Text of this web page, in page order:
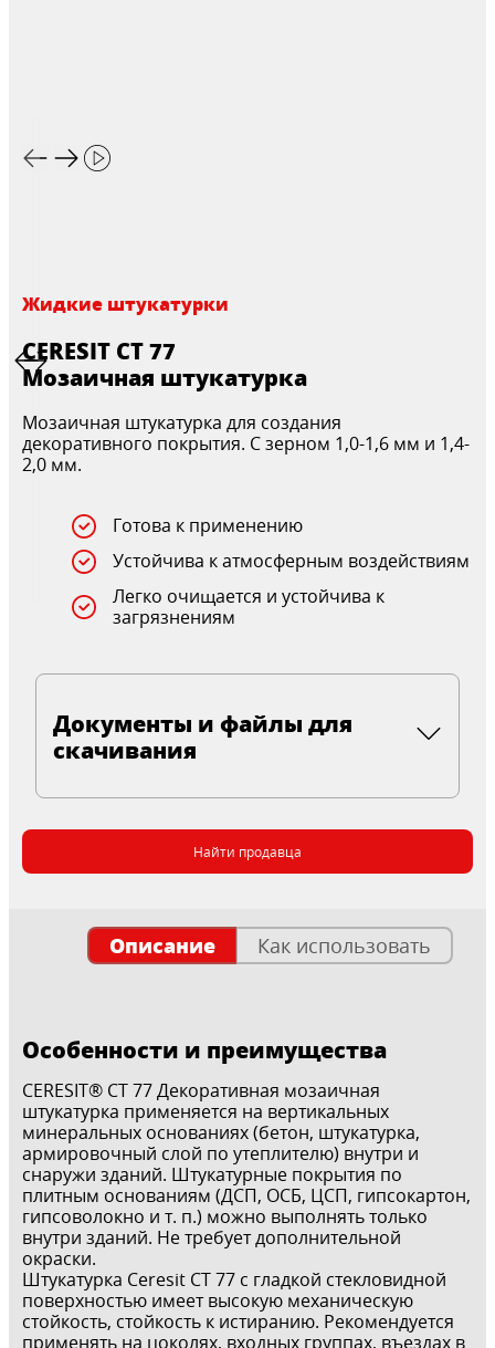
Жидкие штукатурки
CERESIT CT 77
Мозаичная штукатурка
Мозаичная штукатурка для создания
декоративного покрытия. С зерном 1,0-1,6 мм и 1,4-
2,0 мм.
Готова к применению
Устойчива к атмосферным воздействиям
Легко очищается и устойчива к
загрязнениям
Документы и файлы для
скачивания
Найти продавца
Описание Как использовать
Особенности и преимущества
CERESIT® CT 77 Декоративная мозаичная
штукатурка применяется на вертикальных
минеральных основаниях (бетон, штукатурка,
армировочный слой по утеплителю) внутри и
снаружи зданий. Штукатурные покрытия по
плитным основаниям (ДСП, ОСБ, ЦСП, гипсокартон,
гипсоволокно и т. п.) можно выполнять только
внутри зданий. Не требует дополнительной
окраски.
Штукатурка Ceresit СТ 77 с гладкой стекловидной
поверхностью имеет высокую механическую
стойкость, стойкость к истиранию. Рекомендуется
применять на цоколях, входных группах, въездах в